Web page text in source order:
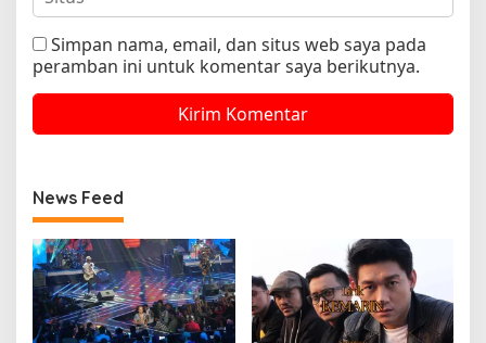
Simpan nama, email, dan situs web saya pada
peramban ini untuk komentar saya berikutnya.
News Feed